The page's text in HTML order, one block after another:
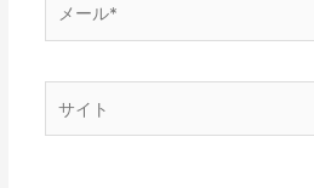
ー
*